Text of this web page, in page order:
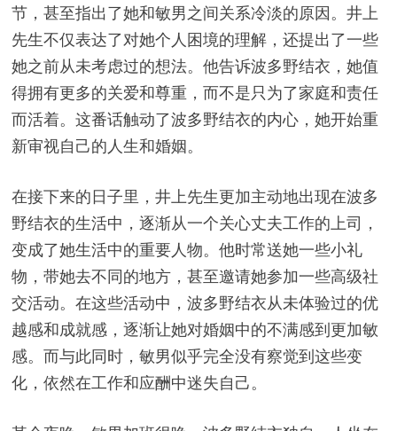
节，甚至指出了她和敏男之间关系冷淡的原因。井上
先生不仅表达了对她个人困境的理解，还提出了一些
她之前从未考虑过的想法。他告诉波多野结衣，她值
得拥有更多的关爱和尊重，而不是只为了家庭和责任
而活着。这番话触动了波多野结衣的内心，她开始重
新审视自己的人生和婚姻。
在接下来的日子里，井上先生更加主动地出现在波多
野结衣的生活中，逐渐从一个关心丈夫工作的上司，
变成了她生活中的重要人物。他时常送她一些小礼
物，带她去不同的地方，甚至邀请她参加一些高级社
交活动。在这些活动中，波多野结衣从未体验过的优
越感和成就感，逐渐让她对婚姻中的不满感到更加敏
感。而与此同时，敏男似乎完全没有察觉到这些变
化，依然在工作和应酬中迷失自己。